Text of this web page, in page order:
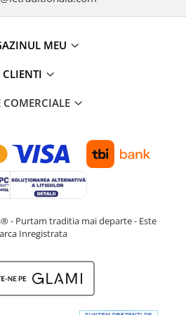
MEU
CLIENTI
COMERCIALE
- Purtam traditia mai departe - Este
Inregistrata